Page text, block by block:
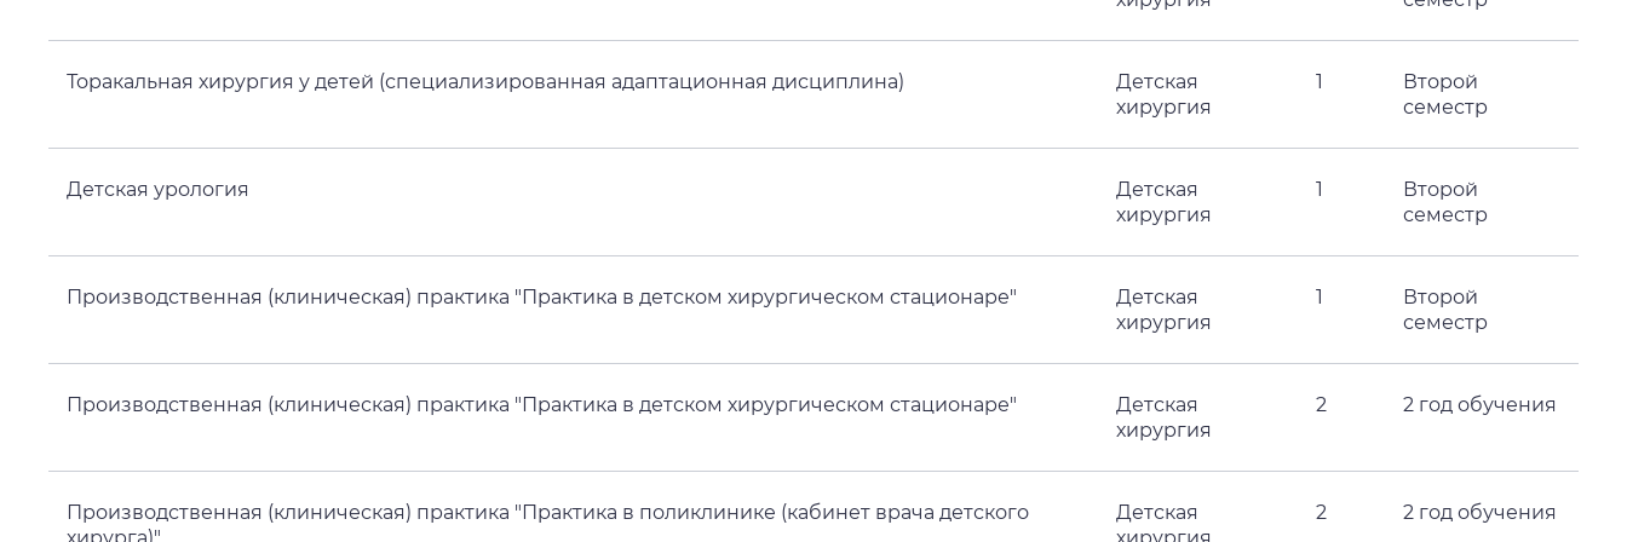
Торакальная хирургия у детей (специализированная адаптационная дисциплина)
Детская
хирургия
1
Второй
семестр
Детская урология
Детская
хирургия
1
Второй
семестр
Производственная (клиническая) практика "Практика в детском хирургическом стационаре"
Детская
хирургия
1
Второй
семестр
Производственная (клиническая) практика "Практика в детском хирургическом стационаре"
Детская
хирургия
2 2 год обучения
Производственная (клиническая) практика "Практика в поликлинике (кабинет врача детского
хирурга)"
Детская
хирургия
2 2 год обучения